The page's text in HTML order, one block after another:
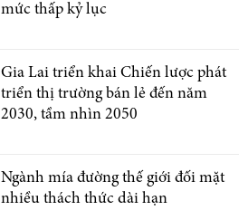
mức thấp kỷ lục
Gia Lai triển khai Chiến lược phát
triển thị trường bán lẻ đến năm
2030, tầm nhìn 2050
Ngành mía đường thế giới đối mặt
nhiều thách thức dài hạn